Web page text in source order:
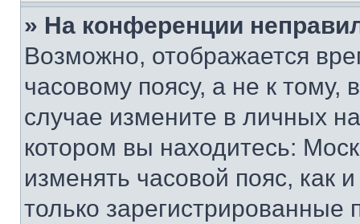
» На конференции
Возможно, отображается
часовому поясу, а не к тому,
случае измените в личных
котором вы находитесь:
изменять часовой пояс, как
только